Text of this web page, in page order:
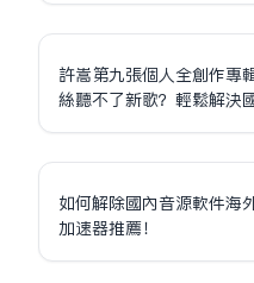
許嵩第九張個人全創作專
絲聽不了新歌？輕鬆解決
如何解除國內音源軟件海
加速器推薦！